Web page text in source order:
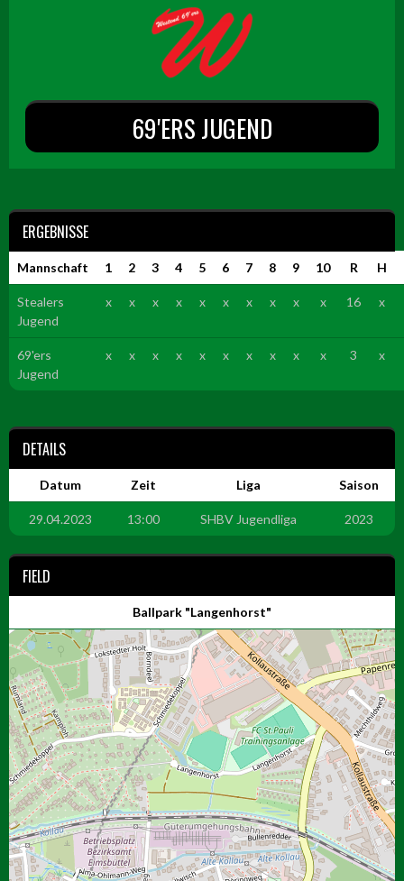
69'ERS JUGEND
ERGEBNISSE
Mannschaft 1 2 3 4 5 6 7 8 9 10 R H
Stealers
Jugend
x x x x x x x x x x 16 x
69'ers
Jugend
x x x x x x x x x x 3 x
DETAILS
Datum Zeit Liga Saison
29.04.2023 13:00 SHBV Jugendliga 2023
FIELD
Ballpark "Langenhorst"